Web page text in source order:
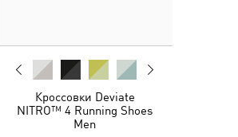
Кроссовки Deviate
NITRO™ 4 Running Shoes
Men